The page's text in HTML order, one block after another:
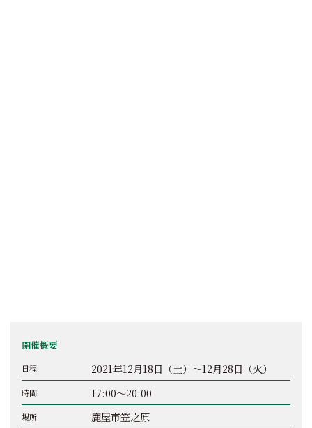
開催概要
日程 2021年12月18日（土）～12月28日（火）
時間 17:00～20:00
場所 鹿屋市笠之原